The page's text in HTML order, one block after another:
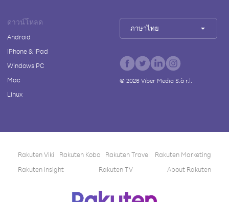
ดาวน์โหลด
Android
iPhone & iPad
Windows PC
Mac
Linux
ภาษาไทย
© 2026Viber Media S.à r.l.
Rakuten Viki Rakuten Kobo Rakuten Travel
Rakuten Marketing
Rakuten Insight
Rakuten TV About Rakuten